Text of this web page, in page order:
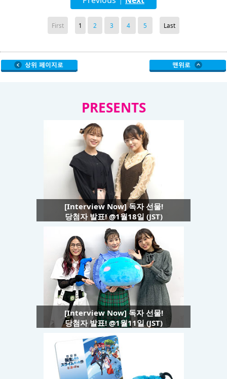
First 1 2 3 4 5 Last
PRESENTS
[Interview Now] 독자 선물!
당첨자 발표! @1월18일 (JST)
[Interview Now] 독자 선물!
당첨자 발표! @1월11일 (JST)